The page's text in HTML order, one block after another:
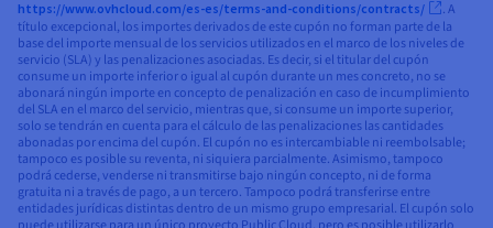
https://www.ovhcloud.com/es-es/terms-and-conditions/contracts/
. A
título excepcional, los importes derivados de este cupón no forman parte de la
base del importe mensual de los servicios utilizados en el marco de los niveles de
servicio (SLA) y las penalizaciones asociadas. Es decir, si el titular del cupón
consume un importe inferior o igual al cupón durante un mes concreto, no se
abonará ningún importe en concepto de penalización en caso de incumplimiento
del SLA en el marco del servicio, mientras que, si consume un importe superior,
solo se tendrán en cuenta para el cálculo de las penalizaciones las cantidades
abonadas por encima del cupón. El cupón no es intercambiable ni reembolsable;
tampoco es posible su reventa, ni siquiera parcialmente. Asimismo, tampoco
podrá cederse, venderse ni transmitirse bajo ningún concepto, ni de forma
gratuita ni a través de pago, a un tercero. Tampoco podrá transferirse entre
entidades jurídicas distintas dentro de un mismo grupo empresarial. El cupón solo